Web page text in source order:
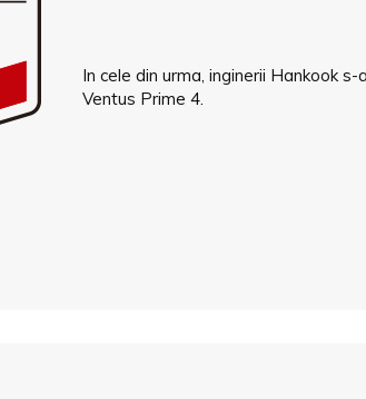
In cele din urma, inginerii Hankook
Ventus Prime 4.